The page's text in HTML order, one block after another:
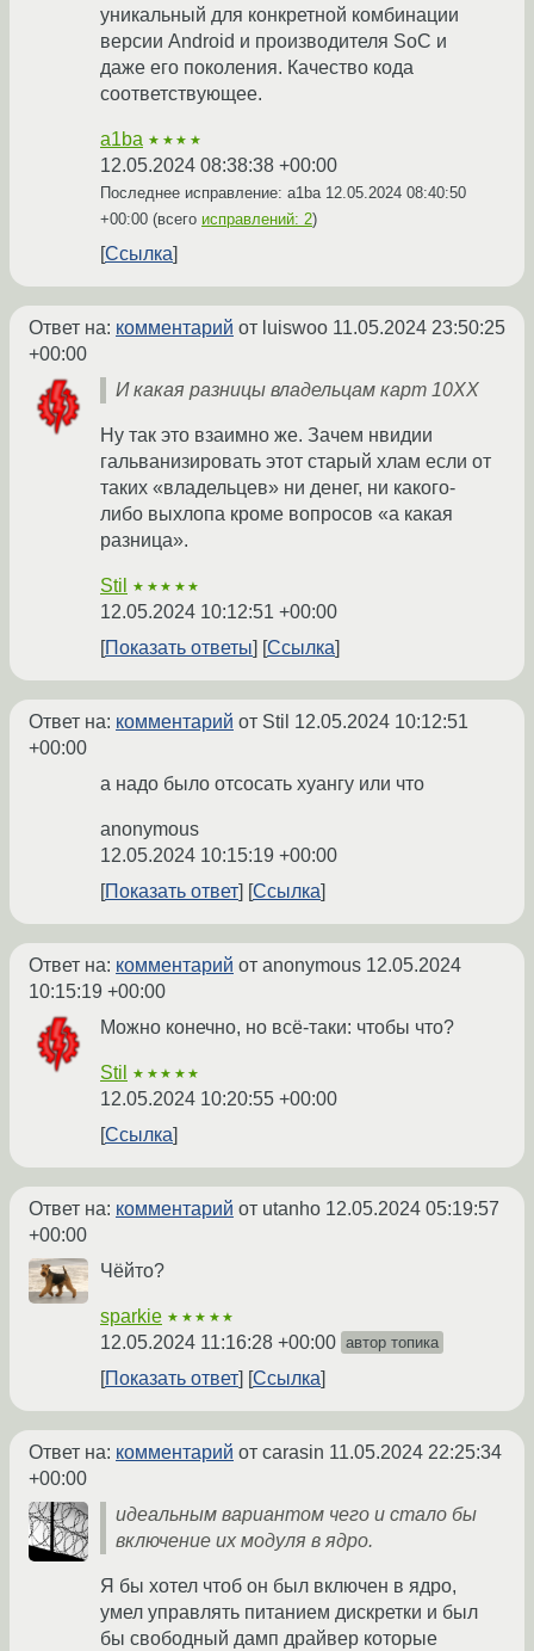
уникальный для конкретной комбинации
версии Android и производителя SoC и
даже его поколения. Качество кода
соответствующее.
a1ba ★★★★
12.05.2024 08:38:38 +00:00
Последнее исправление: a1ba 12.05.2024 08:40:50
+00:00 (всего исправлений: 2)
Ссылка
Ответ на: комментарий от luiswoo 11.05.2024 23:50:25
+00:00
И какая разницы владельцам карт 10ХХ
Ну так это взаимно же. Зачем нвидии
гальванизировать этот старый хлам если от
таких «владельцев» ни денег, ни какого-
либо выхлопа кроме вопросов «а какая
разница».
Stil ★★★★★
12.05.2024 10:12:51 +00:00
Показать ответы
Ссылка
Ответ на: комментарий от Stil 12.05.2024 10:12:51
+00:00
а надо было отсосать хуангу или что
anonymous
12.05.2024 10:15:19 +00:00
Показать ответ
Ссылка
Ответ на: комментарий от anonymous 12.05.2024
10:15:19 +00:00
Можно конечно, но всё-таки: чтобы что?
Stil ★★★★★
12.05.2024 10:20:55 +00:00
Ссылка
Ответ на: комментарий от utanho 12.05.2024 05:19:57
+00:00
Чёйто?
sparkie ★★★★★
12.05.2024 11:16:28 +00:00 автор топика
Показать ответ Ссылка
Ответ на: комментарий от carasin 11.05.2024 22:25:34
+00:00
идеальным вариантом чего и стало бы
включение их модуля в ядро.
Я бы хотел чтоб он был включен в ядро,
умел управлять питанием дискретки и был
бы свободный дамп драйвер которые